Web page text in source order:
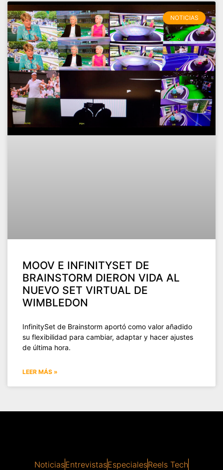
NOTICIAS
MOOV E INFINITYSET DE
BRAINSTORM DIERON VIDA AL
NUEVO SET VIRTUAL DE
WIMBLEDON
InfinitySet de Brainstorm aportó como valor añadido
su flexibilidad para cambiar, adaptar y hacer ajustes
de última hora.
LEER MÁS »
NoticiasEntrevistasEspecialesReels Tech